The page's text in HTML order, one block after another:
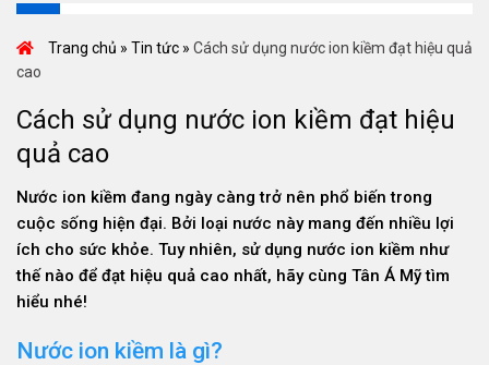
Trang chủ » Tin tức » Cách sử dụng nước ion kiềm đạt hiệu quả
cao
Cách sử dụng nước ion kiềm đạt hiệu
quả cao
Nước ion kiềm đang ngày càng trở nên phổ biến trong
cuộc sống hiện đại. Bởi loại nước này mang đến nhiều lợi
ích cho sức khỏe. Tuy nhiên, sử dụng nước ion kiềm như
thế nào để đạt hiệu quả cao nhất, hãy cùng Tân Á Mỹ tìm
hiểu nhé!
Nước ion kiềm là gì?